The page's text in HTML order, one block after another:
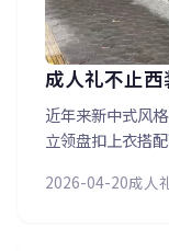
成人礼不止
近年来新中式风
立领盘扣上衣搭
装饰，让孩子们
2026-04-20成人